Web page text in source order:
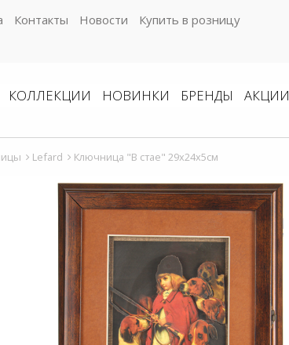
Контакты Новости
Купить в розницу
КОЛЛЕКЦИИ НОВИНКИ БРЕНДЫ АКЦИИ
Lefard Ключница "В стае" 29х24x5см